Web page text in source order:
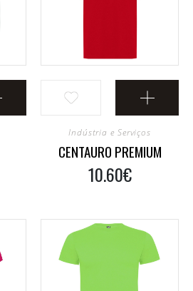
Indústria e Serviços
CENTAURO PREMIUM
10.60€